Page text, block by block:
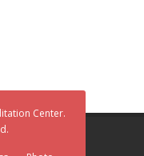
Center.